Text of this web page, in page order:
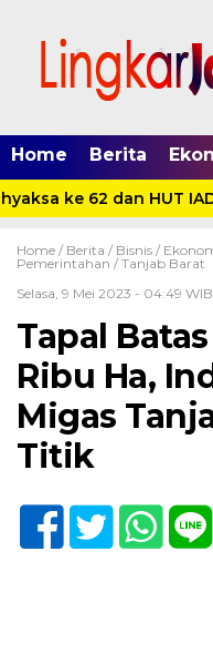
Home Berita
ke 62 dan HUT
Home / Berita / Bisnis /
Pemerintahan / Tanjab Barat
Selasa, 9 Mei 2023 - 04:49 WIB
Tapal
Ribu Ha,
Migas
Titik